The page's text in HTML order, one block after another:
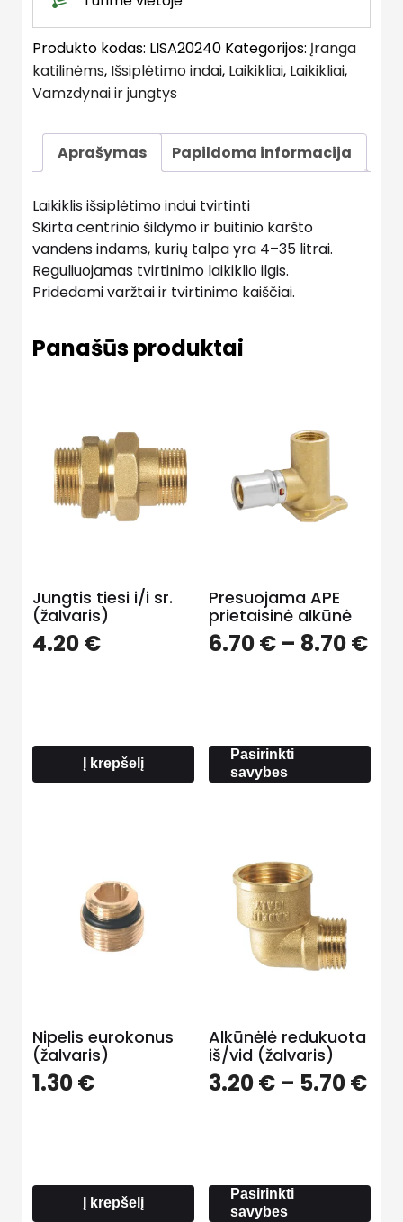
Produkto kodas: LISA20240 Kategorijos: Įranga
katilinėms, Išsiplėtimo indai, Laikikliai, Laikikliai,
Vamzdynai ir jungtys
Aprašymas Papildoma informacija
Laikiklis išsiplėtimo indui tvirtinti
Skirta centrinio šildymo ir buitinio karšto
vandens indams, kurių talpa yra 4–35 litrai.
Reguliuojamas tvirtinimo laikiklio ilgis.
Pridedami varžtai ir tvirtinimo kaiščiai.
Panašūs produktai
Jungtis tiesi i/i sr.
(žalvaris)
4.20€
Į krepšelį
Presuojama APE
prietaisinė alkūnė
6.70€ – 8.70€
Pasirinkti
savybes
Nipelis eurokonus
(žalvaris)
1.30€
Į krepšelį
Alkūnėlė redukuota
iš/vid (žalvaris)
3.20€ – 5.70€
Pasirinkti
savybes